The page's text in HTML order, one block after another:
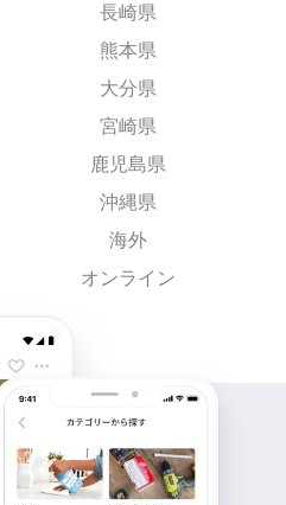
長崎県
熊本県
大分県
宮崎県
鹿児島県
沖縄県
海外
オンライン